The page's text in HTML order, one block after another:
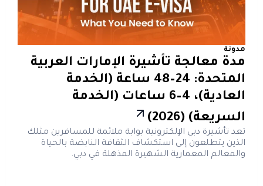
مدونة
مدة معالجة تأشيرة الإمارات العربية
المتحدة: 24–48 ساعة (الخدمة
العادية)، 4–6 ساعات (الخدمة
السريعة) (2026)
تعد تأشيرة دبي الإلكترونية بوابة ملائمة للمسافرين مثلك
الذين يتطلعون إلى استكشاف الثقافة النابضة بالحياة
والمعالم المعمارية الشهيرة المذهلة في دبي.